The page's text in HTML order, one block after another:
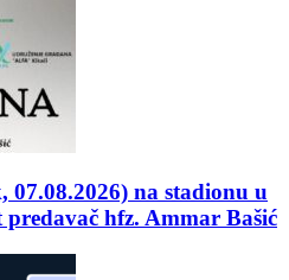
07.08.2026) na stadionu u
hfz. Ammar Bašić